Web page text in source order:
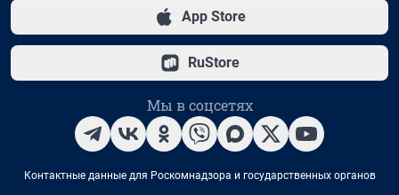
App Store
RuStore
Мы в соцсетях
Контактные данные для Роскомнадзора и государственных органов